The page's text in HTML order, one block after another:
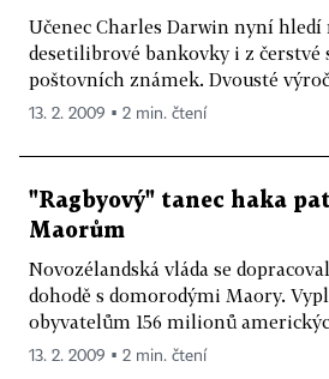
Učenec Charles Darwin nyní hledí
desetilibrové bankovky i z čerstvé
poštovních známek. Dvousté
13. 2. 2009 ▪ 2 min. čtení
"Ragbyový" tanec haka
Maorům
Novozélandská vláda se
dohodě s domorodými Maory.
obyvatelům 156 milionů
13. 2. 2009 ▪ 2 min. čtení